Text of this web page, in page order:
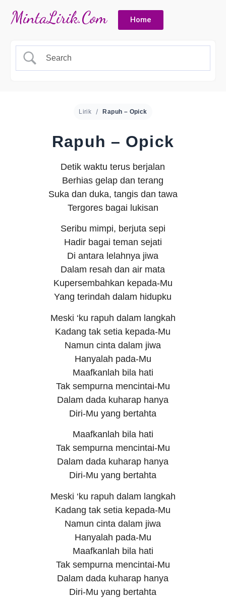
Home
Lirik Rapuh – Opick
Rapuh – Opick
Detik waktu terus berjalan
Berhias gelap dan terang
Suka dan duka, tangis dan tawa
Tergores bagai lukisan
Seribu mimpi, berjuta sepi
Hadir bagai teman sejati
Di antara lelahnya jiwa
Dalam resah dan air mata
Kupersembahkan kepada-Mu
Yang terindah dalam hidupku
Meski ‘ku rapuh dalam langkah
Kadang tak setia kepada-Mu
Namun cinta dalam jiwa
Hanyalah pada-Mu
Maafkanlah bila hati
Tak sempurna mencintai-Mu
Dalam dada kuharap hanya
Diri-Mu yang bertahta
Maafkanlah bila hati
Tak sempurna mencintai-Mu
Dalam dada kuharap hanya
Diri-Mu yang bertahta
Meski ‘ku rapuh dalam langkah
Kadang tak setia kepada-Mu
Namun cinta dalam jiwa
Hanyalah pada-Mu
Maafkanlah bila hati
Tak sempurna mencintai-Mu
Dalam dada kuharap hanya
Diri-Mu yang bertahta